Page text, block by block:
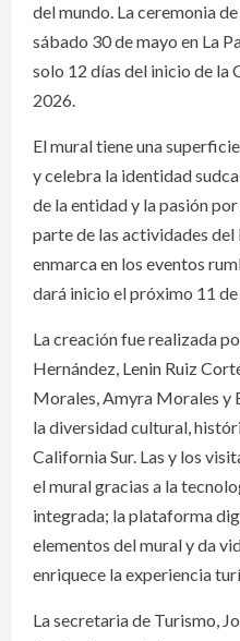
del mundo. La ceremonia
sábado 30 de mayo en La
solo 12 días del inicio de la
2026.
El mural tiene una
y celebra la identidad
de la entidad y la pasión
parte de las actividades
enmarca en los eventos
dará inicio el próximo 11
La creación fue realizada
Hernández, Lenin Ruiz
Morales, Amyra Morales y
la diversidad cultural,
California Sur. Las y los
el mural gracias a la
integrada; la plataforma
elementos del mural y da
enriquece la experiencia
La secretaria de Turismo,